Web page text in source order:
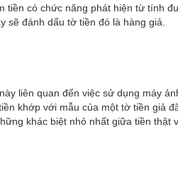
có chức năng phát hiện từ tính
đánh dấu tờ tiền đó là hàng giả.
liên quan đến việc sử dụng máy
khớp với mẫu của một tờ tiền giả
khác biệt nhỏ nhất giữa tiền thật